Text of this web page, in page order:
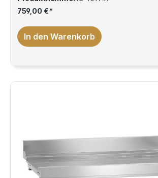
759,00 €*
In den Warenkorb